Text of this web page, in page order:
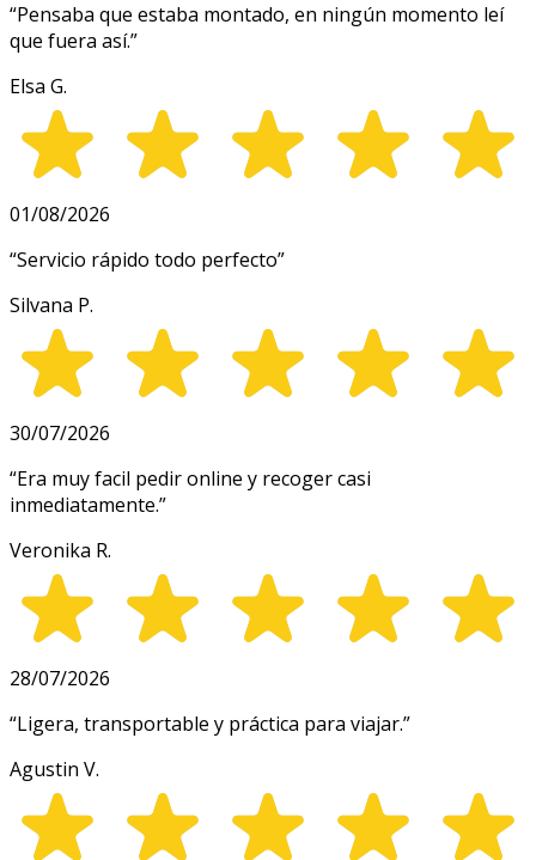
“Pensaba que estaba montado, en ningún momento leí
que fuera así.”
Elsa G.
01/08/2026
“Servicio rápido todo perfecto”
Silvana P.
30/07/2026
“Era muy facil pedir online y recoger casi
inmediatamente.”
Veronika R.
28/07/2026
“Ligera, transportable y práctica para viajar.”
Agustin V.